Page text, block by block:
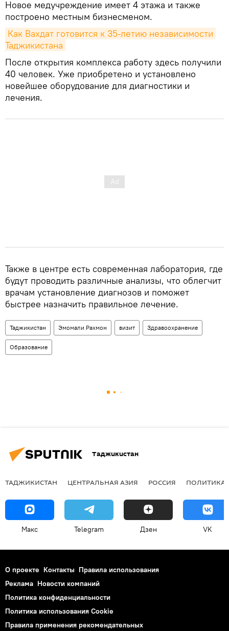
Новое медучреждение имеет 4 этажа и также
построено местным бизнесменом.
Как Вахдат готовится к 35-летию независимости
Таджикистана
После открытия комплекса работу здесь получили
40 человек. Уже приобретено и установлено
новейшее оборудование для диагностики и
лечения.
Также в центре есть современная лаборатория, где
будут проводить различные анализы, что облегчит
врачам установление диагнозов и поможет
быстрее назначить правильное лечение.
Таджикистан Эмомали Рахмон визит Здравоохранение
Образование
Таджикистан
ТАДЖИКИСТАН ЦЕНТРАЛЬНАЯ АЗИЯ РОССИЯ ПОЛИТИКА
Макс Telegram Дзен VK
О проекте Контакты Правила использования
Реклама Новости компаний
Политика конфиденциальности
Политика использования Cookie
Правила применения рекомендательных